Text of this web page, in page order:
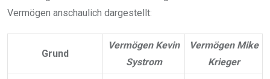
Vermögen anschaulich dargestellt:
Grund
Vermögen Kevin
Systrom
Vermögen Mike
Krieger